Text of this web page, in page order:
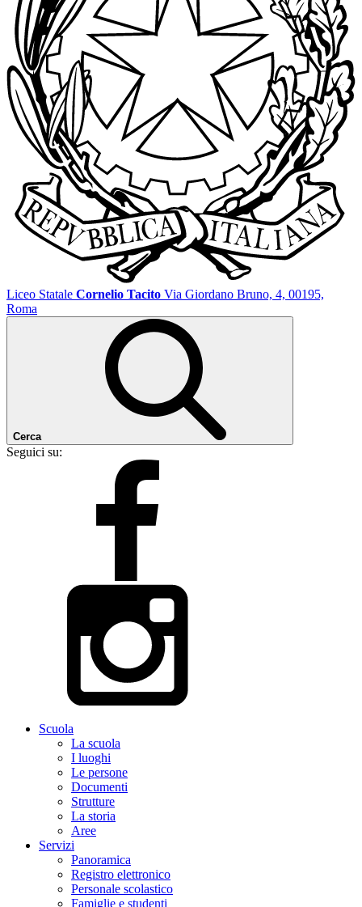
Liceo Statale Cornelio Tacito Via Giordano Bruno, 4, 00195,
Roma
Cerca
Seguici su:
Scuola
La scuola
I luoghi
Le persone
Documenti
Strutture
La storia
Aree
Servizi
Panoramica
Registro elettronico
Personale scolastico
Famiglie e studenti